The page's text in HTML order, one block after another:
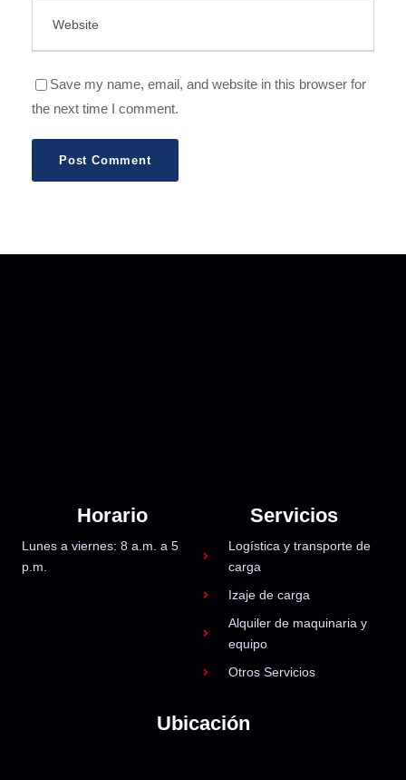
Save my name, email, and website in this browser for
the next time I comment.
Horario
Lunes a viernes: 8 a.m. a 5
p.m.
Servicios
Logística y transporte de
carga
Izaje de carga
Alquiler de maquinaria y
equipo
Otros Servicios
Ubicación